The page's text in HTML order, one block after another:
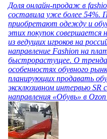
Доля онлайн-продаж в
составила уже более 54%.
приобретают одежду и
этих покупок совершается
из ведущих игроков на
направление Fashion на
быстрорастущее. О
особенностях обувного
планирующих продавать
эксклюзивном интервью SR
направления «Обувь» в